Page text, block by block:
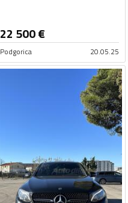
22 500€
Podgorica 20.05.25